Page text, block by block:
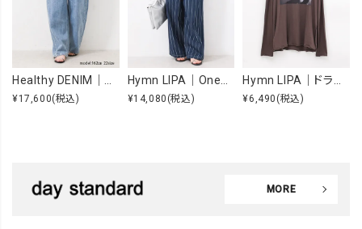
¥17,600(税込) ¥14,080 (税込) ¥6,490 (税込)
MORE